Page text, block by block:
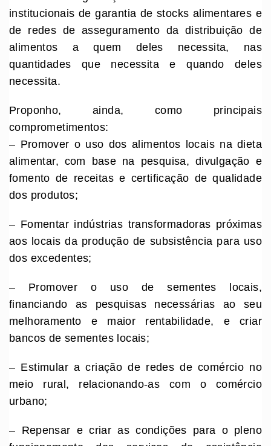
institucionais de garantia de stocks alimentares e
de redes de asseguramento da distribuição de
alimentos a quem deles necessita, nas
quantidades que necessita e quando deles
necessita.
Proponho, ainda, como principais
comprometimentos:
– Promover o uso dos alimentos locais na dieta
alimentar, com base na pesquisa, divulgação e
fomento de receitas e certificação de qualidade
dos produtos;
– Fomentar indústrias transformadoras próximas
aos locais da produção de subsistência para uso
dos excedentes;
– Promover o uso de sementes locais,
financiando as pesquisas necessárias ao seu
melhoramento e maior rentabilidade, e criar
bancos de sementes locais;
– Estimular a criação de redes de comércio no
meio rural, relacionando-as com o comércio
urbano;
– Repensar e criar as condições para o pleno